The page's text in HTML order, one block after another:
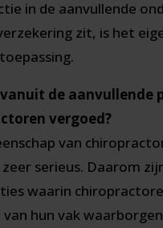
in de aanvullende
zit, is het
de aanvullende
vergoed?
van
serieus. Daarom
waarin
hun vak